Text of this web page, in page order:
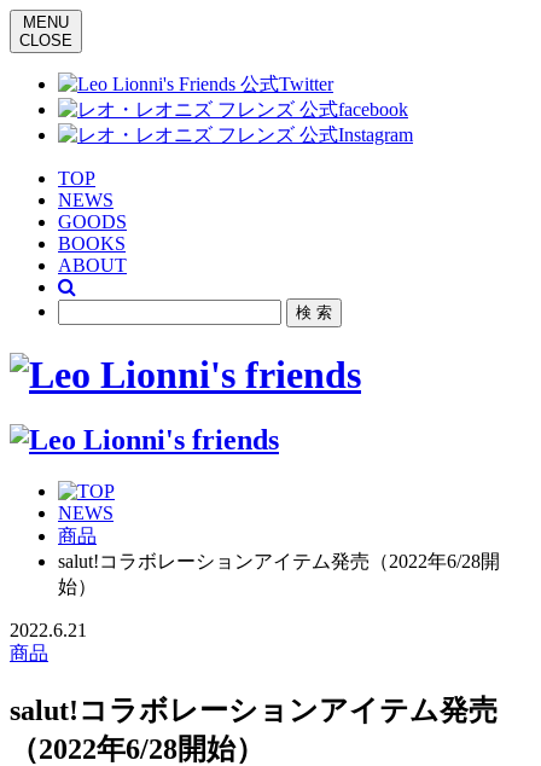
MENU
CLOSE
TOP
NEWS
GOODS
BOOKS
ABOUT
NEWS
商品
salut!コラボレーションアイテム発売（2022年6/28開
始）
2022.6.21
商品
salut!コラボレーションアイテム発売
（2022年6/28開始）